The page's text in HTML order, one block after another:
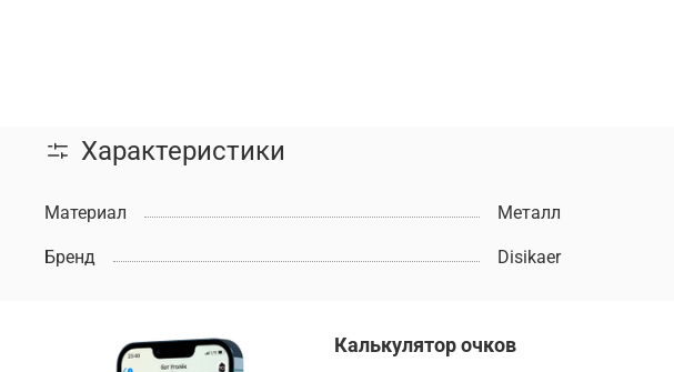
Характеристики
Материал Металл
Бренд Disikaer
Калькулятор очков